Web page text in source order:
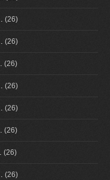
(26)
(26)
(26)
(26)
(26)
(26)
(26)
(26)